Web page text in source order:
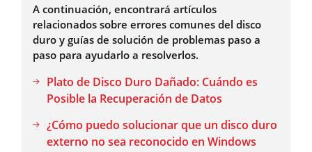
A continuación, encontrará artículos
relacionados sobre errores comunes del disco
duro y guías de solución de problemas paso a
paso para ayudarlo a resolverlos.
Plato de Disco Duro Dañado: Cuándo es
Posible la Recuperación de Datos
¿Cómo puedo solucionar que un disco duro
externo no sea reconocido en Windows